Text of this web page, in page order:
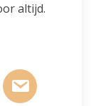
altijd.